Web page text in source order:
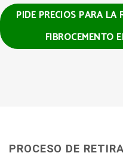
PIDE PRECIOS PARA LA
FIBROCEMENTO
PROCESO DE